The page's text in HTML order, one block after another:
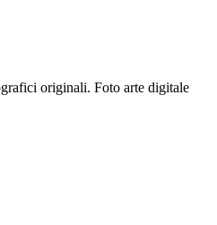
originali. Foto arte digitale